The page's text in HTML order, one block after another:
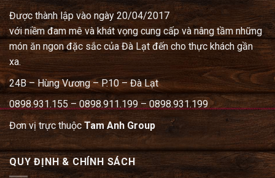
Được thành lập vào ngày 20/04/2017
với niềm đam mê và khát vọng cung cấp và nâng tầm những
món ăn ngon đặc sắc của Đà Lạt đến cho thực khách gần
xa.
24B – Hùng Vương – P.10 – Đà Lạt
0898.931.155 – 0898.911.199 – 0898.931.199
Đơn vị trực thuộcTam Anh Group
QUY ĐỊNH & CHÍNH SÁCH